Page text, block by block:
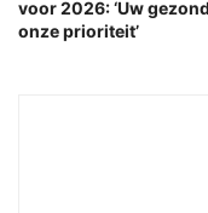
voor 2026: ‘Uw
onze prioriteit’